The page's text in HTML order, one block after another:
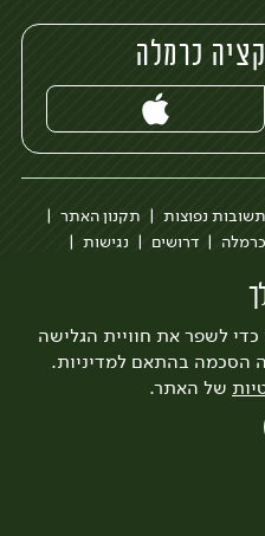
לשפר את חוויית הגלישה
הסכמה בהתאם למדיניות.
של האתר.
כרמלה
נפוצות
תקנון האתר
דרושים
נגישות
פרטיות
עיצוב:3bears פיתוח:Quatro